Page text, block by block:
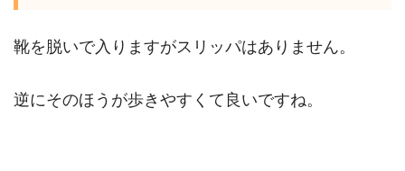
靴を脱いで入りますがスリッパはありません。
逆にそのほうが歩きやすくて良いですね。